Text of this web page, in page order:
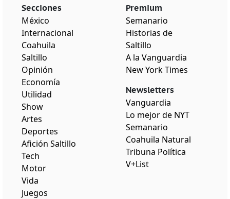
Secciones
México
Internacional
Coahuila
Saltillo
Opinión
Economía
Utilidad
Show
Artes
Deportes
Afición Saltillo
Tech
Motor
Vida
Juegos
Premium
Semanario
Historias de
Saltillo
A la Vanguardia
New York Times
Newsletters
Vanguardia
Lo mejor de NYT
Semanario
Coahuila Natural
Tribuna Política
V+List